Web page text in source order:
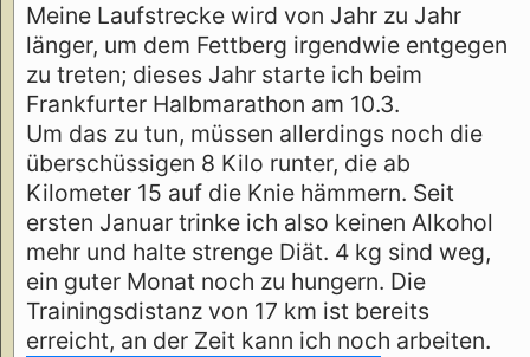
Meine Laufstrecke wird von Jahr zu Jahr
länger, um dem Fettberg irgendwie entgegen
zu treten; dieses Jahr starte ich beim
Frankfurter Halbmarathon am 10.3.
Um das zu tun, müssen allerdings noch die
überschüssigen 8 Kilo runter, die ab
Kilometer 15 auf die Knie hämmern. Seit
ersten Januar trinke ich also keinen Alkohol
mehr und halte strenge Diät. 4 kg sind weg,
ein guter Monat noch zu hungern. Die
Trainingsdistanz von 17 km ist bereits
erreicht, an der Zeit kann ich noch arbeiten.